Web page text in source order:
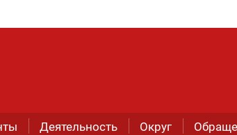
Деятельность Округ